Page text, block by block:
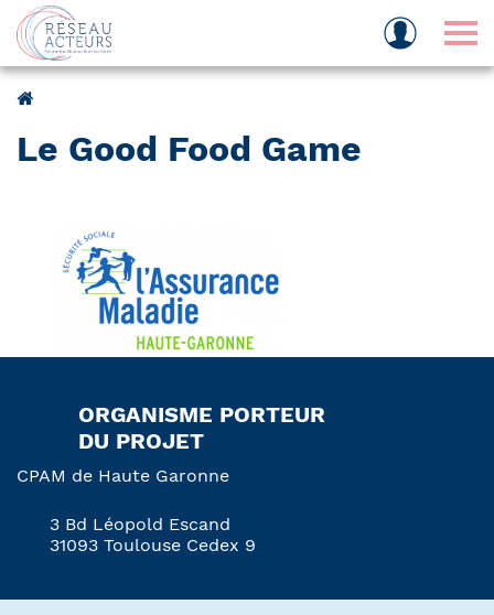
Le Good Food Game
ORGANISME PORTEUR
DU PROJET
CPAM de Haute Garonne
3 Bd Léopold Escand
31093 Toulouse Cedex 9